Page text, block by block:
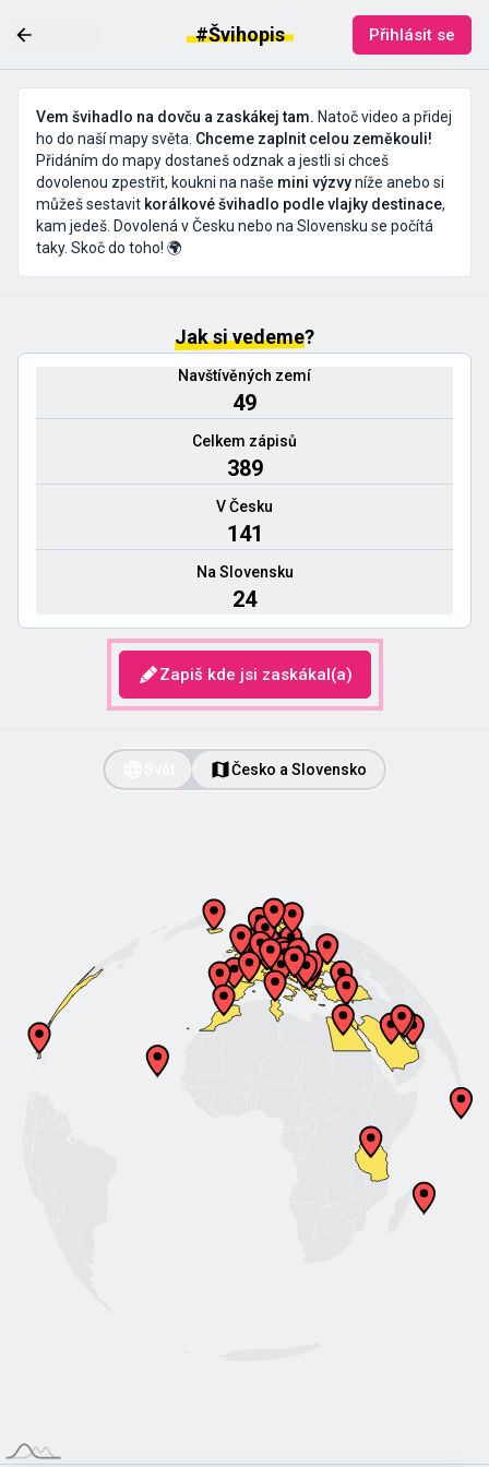
#Švihopis Přihlásit se
Vem švihadlo na dovču a zaskákej tam. Natoč video a přidej
ho do naší mapy světa. Chceme zaplnit celou zeměkouli!
Přidáním do mapy dostaneš odznak a jestli si chceš
dovolenou zpestřit, koukni na naše mini výzvyníže anebo si
můžeš sestavit korálkové švihadlo podle vlajky destinace,
kam jedeš. Dovolená v Česku nebo na Slovensku se počítá
taky. Skoč do toho! 🌍
Jak si vedeme?
Navštívěných zemí
49
Celkem zápisů
389
V Česku
141
Na Slovensku
24
Zapiš kde jsi zaskákal(a)
Česko a Slovensko